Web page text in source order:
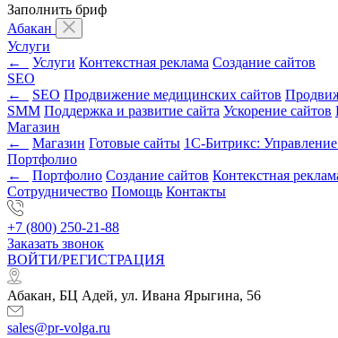
Заполнить бриф
Абакан
Услуги
←
Услуги Контекстная реклама Создание сайтов
SEO
←
SEO Продвижение медицинских сайтов
SMM Поддержка и развитие сайта Ускорение сайтов
Магазин
←
Магазин Готовые сайты 1С-Битрикс:
Портфолио
←
Портфолио Создание сайтов Контекстная
Сотрудничество Помощь Контакты
+7 (800) 250-21-88
Заказать звонок
ВОЙТИ/РЕГИСТРАЦИЯ
Абакан, БЦ Адей, ул. Ивана Ярыгина, 56
sales@pr-volga.ru